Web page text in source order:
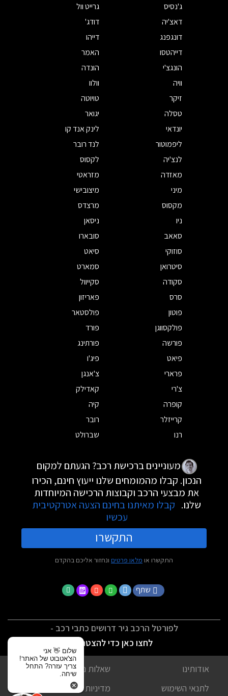
ג'נסיס
גרייט וול
דאצ'יה
דודג'
דונגפנג
דייהו
דייהטסו
האמר
הונגצ'י
הונדה
וויה
וולוו
זיקר
טויוטה
טסלה
יגואר
יונדאי
לינק אנד קו
ליפמוטור
לנד רובר
לנצ'יה
לקסוס
מאזדה
מזראטי
מיני
מיצובישי
מקסוס
מרצדס
ניו
ניסאן
סאאב
סובארו
סוזוקי
סיאט
סיטרואן
סמארט
סקודה
סקייוול
סרס
פאריזון
פוטון
פולסטאר
פולקסווגן
פורד
פורשה
פורתינג
פיאט
פיג'ו
פרארי
צ'אנגן
צ'רי
קאדילק
קופרה
קיה
קרייזלר
רובר
רנו
שברולט
מעוניינים ברכישת רכב? הגעתם למקום
הנכון. קבלו מהמומחים שלנו ייעוץ חינם, הכירו
את מבצעי הרכב וקבוצות הרכישה המיוחדות
שלנו. קבלו מאיתנו בחינם הצעה אטרקטיבית
עכשיו
התקשרו
התקשרו או מלאו פרטים ונחזור אליכם בהקדם
שתף
לפורטל הרכב גיר דרושים כתבי רכב -
לחצו כאן כדי להצטרף
אודותינו
שאלות נפוצות
לתנאי השימוש
מדיניות פרטיות
שלום 👋 אני
הצ'אטבוט של האתר!
צריך עזרה? התחל
שיחה.